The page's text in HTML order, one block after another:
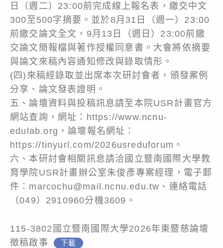
日（週二）23:00前完成線上報名表，繳交中文
300至500字摘要。並於8月31日（週一）23:00
前繳交論文全文，9月13日（週日）23:00前繳
交論文簡報檔與著作授權同意書。大會將依摘要
與論文來稿內容通知修改與錄取情形。
(四)來稿經錄取並出席本次研討會者，頒發案例
分享、論文發表證明。
五、論壇資料與投稿訊息請至本院USR計畫官方
網站查詢，網址：https://www.ncnu-
edulab.org，論壇報名網址：
https://tinyurl.com/2026usreduforum。
六、本研討會相關訊息請洽國立暨南國際大學教
育學院USR計畫辦公室朱俊彥專案經理，電子郵
件：marcochu@mail.ncnu.edu.tw、連絡電話
（049）2910960分機3609。
115-3802國立暨南國際大學2026年東暨慈論壇
徵稿啟事
下載